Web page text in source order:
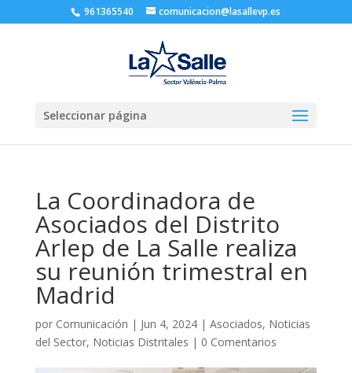
961365540 comunicacion@lasallevp.es
Seleccionar página
La Coordinadora de
Asociados del Distrito
Arlep de La Salle realiza
su reunión trimestral en
Madrid
por Comunicación | Jun 4, 2024| Asociados, Noticias
del Sector, Noticias Distritales | 0 Comentarios